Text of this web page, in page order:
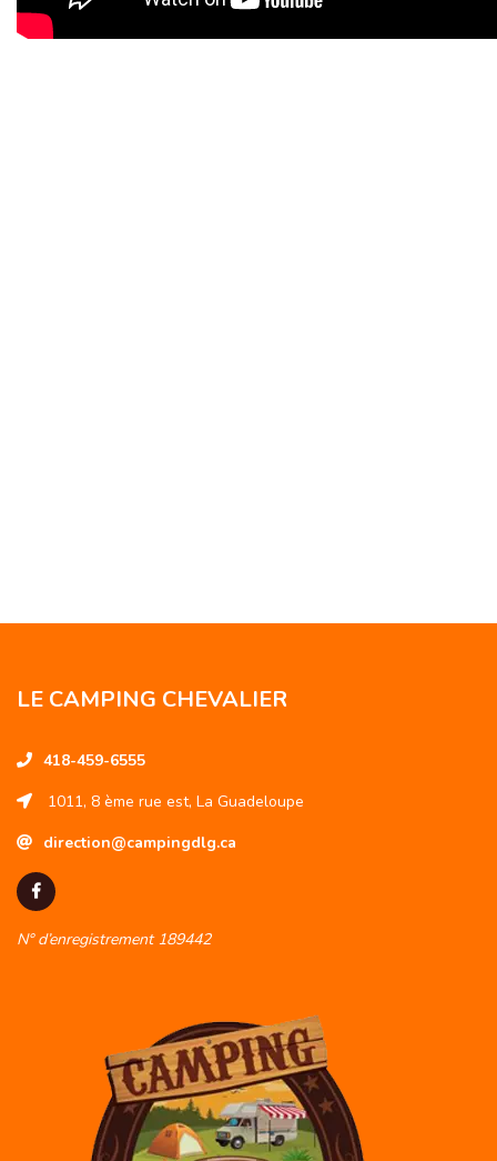
LE CAMPING CHEVALIER
418-459-6555
1011, 8 ème rue est, La Guadeloupe
direction@campingdlg.ca
N° d’enregistrement 189442